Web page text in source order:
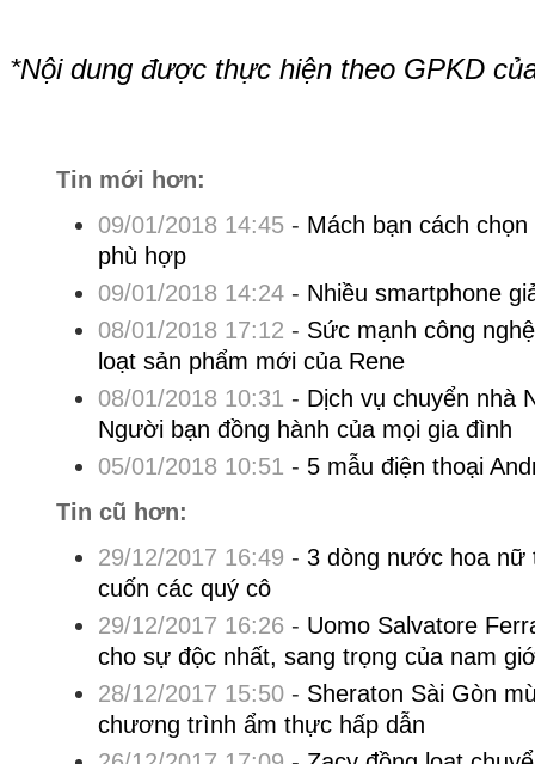
*Nội dung được thực hiện theo GPKD
Tin mới hơn:
09/01/2018 14:45- Mách bạn cách
phù hợp
09/01/2018 14:24- Nhiều smartphone
08/01/2018 17:12 - Sức mạnh công
loạt sản phẩm mới của Rene
08/01/2018 10:31 - Dịch vụ chuyển nhà
Người bạn đồng hành của mọi gia đình
05/01/2018 10:51 - 5 mẫu điện thoại
Tin cũ hơn:
29/12/2017 16:49 - 3 dòng nước hoa nữ
cuốn các quý cô
29/12/2017 16:26 - Uomo Salvatore
cho sự độc nhất, sang trọng của nam
28/12/2017 15:50- Sheraton Sài Gòn
chương trình ẩm thực hấp dẫn